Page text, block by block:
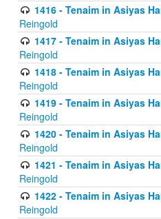
1416 - Tenaim in Asiyas
Reingold
1417 - Tenaim in Asiyas
Reingold
1418 - Tenaim in Asiyas
Reingold
1419 - Tenaim in Asiyas
Reingold
1420 - Tenaim in Asiyas
Reingold
1421 - Tenaim in Asiyas
Reingold
1422 - Tenaim in Asiyas
Reingold